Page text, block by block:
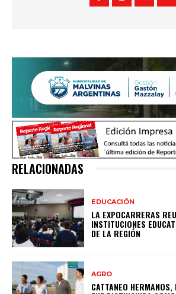
RELACIONADAS
EDUCACIÓN
LA EXPOCARRERAS
INSTITUCIONES
DE LA REGIÓN
AGRO
CATTANEO